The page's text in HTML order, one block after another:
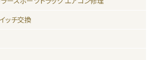
ッチ交換